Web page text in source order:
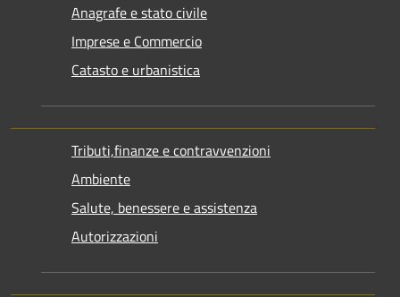
Anagrafe e stato civile
Imprese e Commercio
Catasto e urbanistica
Tributi,finanze e contravvenzioni
Ambiente
Salute, benessere e assistenza
Autorizzazioni